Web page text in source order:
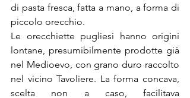
di pasta fresca, fatta a mano, a forma di
piccolo orecchio.
Le orecchiette pugliesi hanno origini
lontane, presumibilmente prodotte già
nel Medioevo, con grano duro raccolto
nel vicino Tavoliere. La forma concava,
scelta non a caso, facilitava